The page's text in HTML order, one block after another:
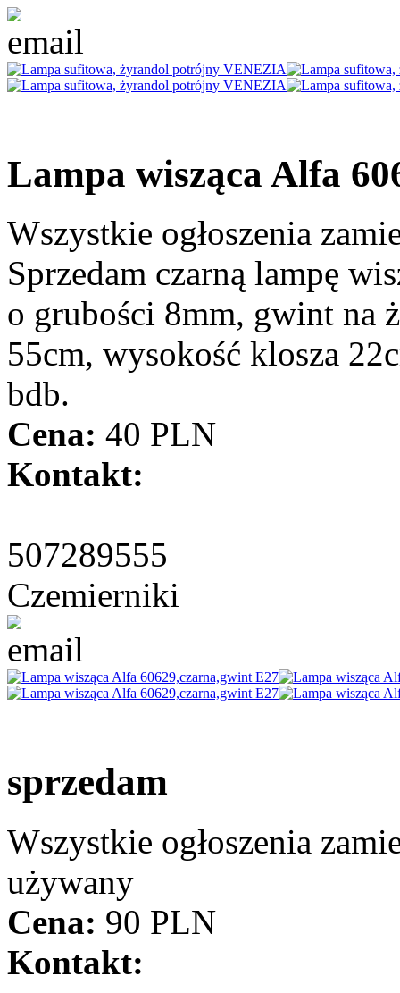
Lampa wisząca Alfa
Wszystkie ogłoszenia
Sprzedam czarną lampę
o grubości 8mm, gwint na
55cm, wysokość klosza
bdb.
Cena: 40 PLN
Kontakt:
507289555
Czemierniki
sprzedam
Wszystkie ogłoszenia
używany
Cena: 90 PLN
Kontakt: